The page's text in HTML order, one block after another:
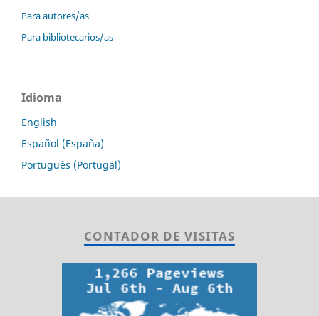
Para autores/as
Para bibliotecarios/as
Idioma
English
Español (España)
Português (Portugal)
CONTADOR DE VISITAS